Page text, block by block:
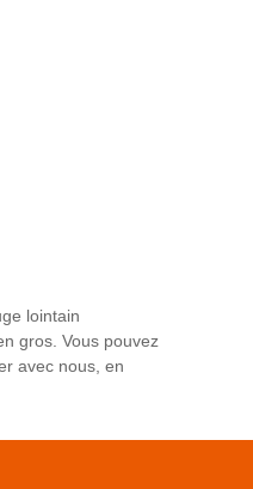
lointain
gros. Vous pouvez
avec nous, en